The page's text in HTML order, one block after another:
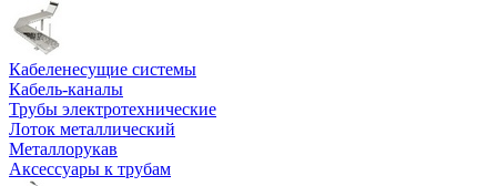
Кабеленесущие системы
Кабель-каналы
Трубы электротехнические
Лоток металлический
Металлорукав
Аксессуары к трубам